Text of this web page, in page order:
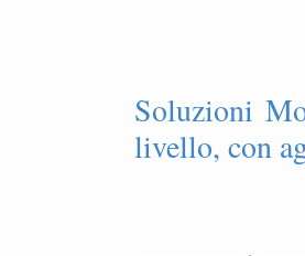
Soluzioni
livello, con